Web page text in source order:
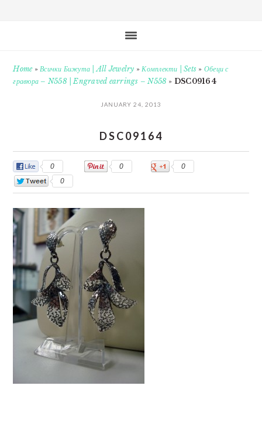
Home»Всички Бижута | All Jewelry »Комплекти | Sets » Обеци с
гравюра – N558 | Engraved earrings – N558 » DSC09164
JANUARY 24, 2013
DSC09164
0 0
0
0